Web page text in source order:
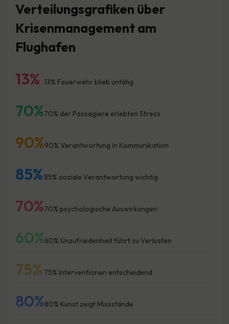
Verteilungsgrafiken über
Krisenmanagement am
Flughafen
13% 13% Feuerwehr blieb untätig
70%70% der Passagiere erlebten Stress
90%90% Verantwortung in Kommunikation
85% 85% soziale Verantwortung wichtig
70%70% psychologische Auswirkungen
60%60% Unzufriedenheit führt zu Verlusten
75% 75% Interventionen entscheidend
80%80% Kunst zeigt Missstände